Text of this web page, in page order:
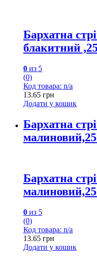
Бархатна
блакитний
0 из 5
(0)
Код товара: n/a
13.65 грн
Додати у кошик
Бархатна
Бархатна
0 из 5
(0)
Код товара: n/a
13.65 грн
Додати у кошик